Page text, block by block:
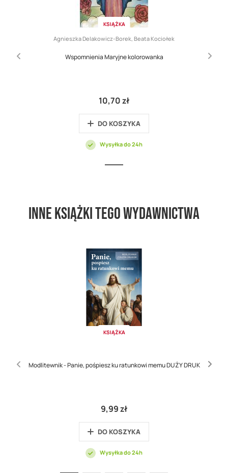
KSIĄŻKA
Agnieszka Delakowicz-Borek, Beata Kociołek
Wspomnienia Maryjne kolorowanka
10,70 zł
DO KOSZYKA
Wysyłka do 24h
Inne książki tego wydawnictwa
KSIĄŻKA
Modlitewnik - Panie, pośpiesz ku ratunkowi memu DUŻY DRUK
9,99 zł
DO KOSZYKA
Wysyłka do 24h